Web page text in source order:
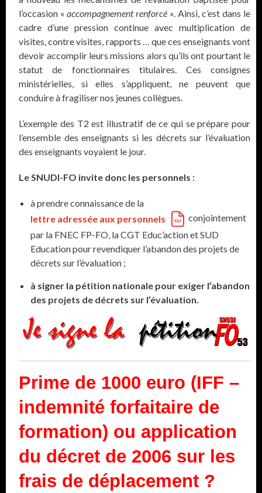
l’occasion «accompagnement renforcé ». Ainsi, c’est dans le
cadre d’une pression continue avec multiplication de
visites, contre visites, rapports … que ces enseignants vont
devoir accomplir leurs missions alors qu’ils ont pourtant le
statut de fonctionnaires titulaires. Ces consignes
ministérielles, si elles s’appliquent, ne peuvent que
conduire à fragiliser nos jeunes collègues.
L’exemple des T2 est illustratif de ce qui se prépare pour
l’ensemble des enseignants si les décrets sur l’évaluation
des enseignants voyaient le jour.
Le SNUDI-FO invite donc les personnels :
à prendre connaissance de la
lettre adressée aux personnels
conjointement
par la FNEC FP-FO, la CGT Educ’action et SUD
Education pour revendiquer l’abandon des projets de
décrets sur l’évaluation ;
à signer la pétition nationale pour exiger l’abandon
des projets de décrets sur l’évaluation.
Prime de 1000 euro (IFF –
indemnité forfaitaire de
formation) ou application
du décret de 2006 sur les
frais de déplacement ?